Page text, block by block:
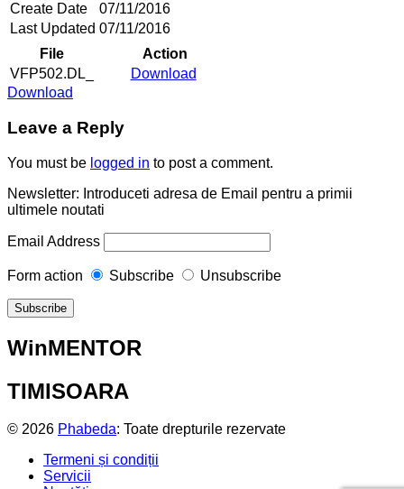
Create Date
07/11/2016
Last Updated 07/11/2016
File
Action
VFP502.DL_
Download
Download
Leave a Reply
You must be logged in to post a comment.
Newsletter: Introduceti adresa de Email pentru a primii
ultimele noutati
Email Address
Form action Subscribe Unsubscribe
WinMENTOR
TIMISOARA
© 2026 Phabeda: Toate drepturile rezervate
Termeni și condiții
Servicii